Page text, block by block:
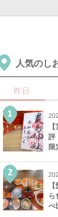
人気のし
昨日
評
限
ら
べ